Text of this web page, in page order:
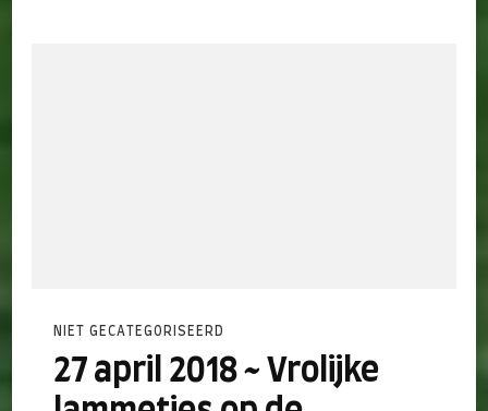
NIET GECATEGORISEERD
27 april 2018 ~ Vrolijke